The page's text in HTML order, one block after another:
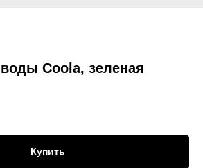
Coola, зеленая
Купить